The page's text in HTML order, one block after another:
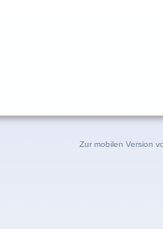
Zur mobilen Version